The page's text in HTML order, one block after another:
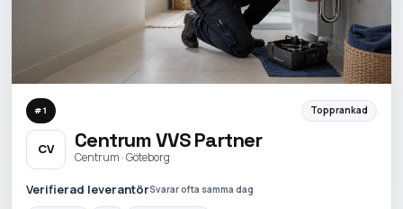
#1 Topprankad
CV Centrum VVS Partner
Centrum · Göteborg
Verifierad leverantörSvarar ofta samma dag